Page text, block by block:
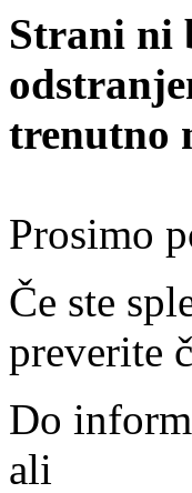
Strani ni
trenutno
Prosimo
Če ste
preverite
Do
ali